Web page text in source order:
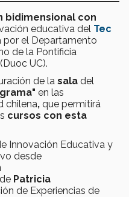
bidimensional con
educativa del Tec
por el Departamento
de la Pontificia
UC).
de la sala del
en las
chilena, que permitirá
cursos con esta
Innovación Educativa y
desde
Patricia
de Experiencias de